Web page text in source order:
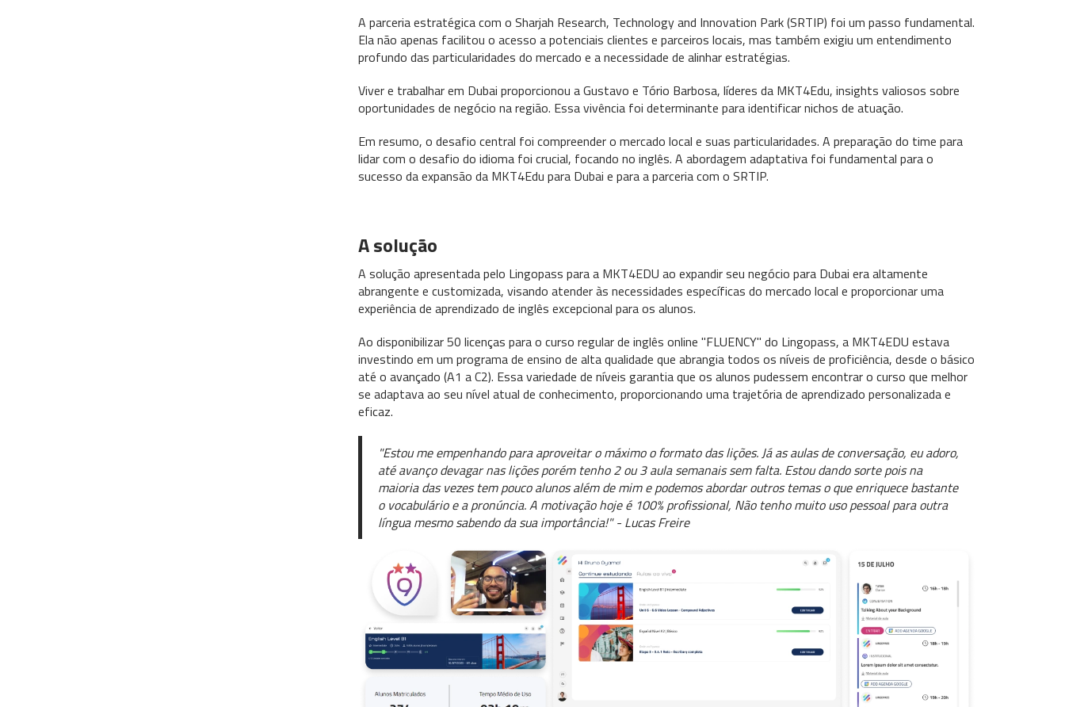
A parceria estratégica com o Sharjah Research, Technology and Innovation Park (SRTIP) foi um passo fundamental.
Ela não apenas facilitou o acesso a potenciais clientes e parceiros locais, mas também exigiu um entendimento
profundo das particularidades do mercado e a necessidade de alinhar estratégias.
Viver e trabalhar em Dubai proporcionou a Gustavo e Tório Barbosa, líderes da MKT4Edu, insights valiosos sobre
oportunidades de negócio na região. Essa vivência foi determinante para identificar nichos de atuação.
Em resumo, o desafio central foi compreender o mercado local e suas particularidades. A preparação do time para
lidar com o desafio do idioma foi crucial, focando no inglês. A abordagem adaptativa foi fundamental para o
sucesso da expansão da MKT4Edu para Dubai e para a parceria com o SRTIP.
A solução
A solução apresentada pelo Lingopass para a MKT4EDU ao expandir seu negócio para Dubai era altamente
abrangente e customizada, visando atender às necessidades específicas do mercado local e proporcionar uma
experiência de aprendizado de inglês excepcional para os alunos.
Ao disponibilizar 50 licenças para o curso regular de inglês online "FLUENCY" do Lingopass, a MKT4EDU estava
investindo em um programa de ensino de alta qualidade que abrangia todos os níveis de proficiência, desde o básico
até o avançado (A1 a C2). Essa variedade de níveis garantia que os alunos pudessem encontrar o curso que melhor
se adaptava ao seu nível atual de conhecimento, proporcionando uma trajetória de aprendizado personalizada e
eficaz.
"Estou me empenhando para aproveitar o máximo o formato das lições. Já as aulas de conversação, eu adoro,
até avanço devagar nas lições porém tenho 2 ou 3 aula semanais sem falta. Estou dando sorte pois na
maioria das vezes tem pouco alunos além de mim e podemos abordar outros temas o que enriquece bastante
o vocabulário e a pronúncia. A motivação hoje é 100% profissional, Não tenho muito uso pessoal para outra
língua mesmo sabendo da sua importância!" - Lucas Freire